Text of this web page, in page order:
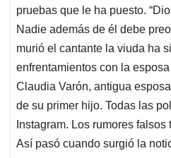
pruebas que le ha puesto.
Nadie además de él debe
murió el cantante la viuda ha
enfrentamientos con la
Claudia Varón, antigua
de su primer hijo. Todas las
Instagram. Los rumores
Así pasó cuando surgió la